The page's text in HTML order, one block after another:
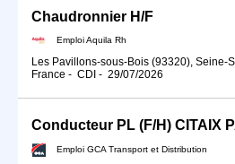
Chaudronnier H/F
Emploi Aquila Rh
Les Pavillons-sous-Bois (93320), Seine-
France - CDI - 29/07/2026
Emploi GCA Transport et Distribution